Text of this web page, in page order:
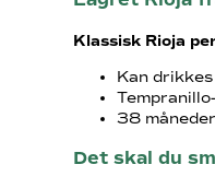
Klassisk Rioja
Kan
38
Det skal du